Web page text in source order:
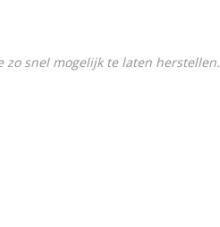
zo snel mogelijk te laten herstellen.